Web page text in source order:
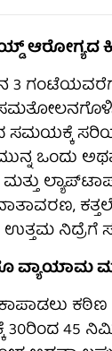
ಆರೋಗ್ಯದ
3
ಸಮಯಕ್ಕೆ
ಒಂದು
ವಾತಾವರಣ,
ನಿದ್ರೆಗೆ
ವ್ಯಾಯಾಮ
30ರಿಂದ 45